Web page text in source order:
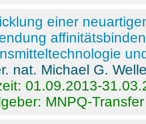
einer
nat. Michael G.
01.09.2013-
MNPQ-Transfer